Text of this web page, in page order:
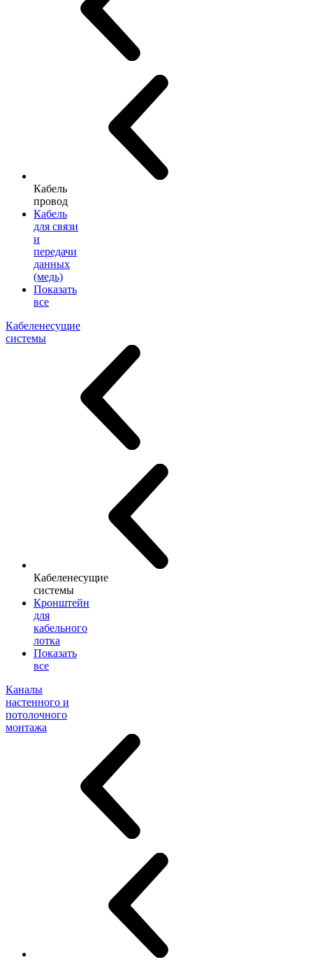
Кабель
провод
Кабель
для связи
и
передачи
данных
(медь)
Показать
все
Кабеленесущие
системы
Кабеленесущие
системы
Кронштейн
для
кабельного
лотка
Показать
все
Каналы
настенного и
потолочного
монтажа